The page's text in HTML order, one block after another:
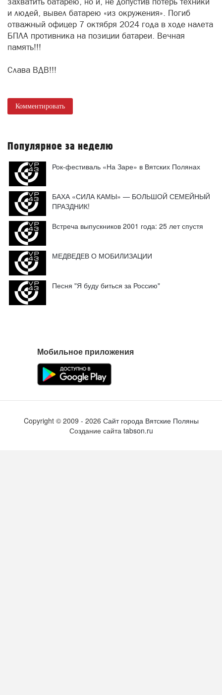
и людей, вывел батарею «из окружения». Погиб
отважный офицер 7 октября 2024 года в ходе налета
БПЛА противника на позиции батареи. Вечная
память!!!
Слава ВДВ!!!
Комментировать
Популярное за неделю
Рок-фестиваль «На Заре» в Вятских Полянах
БАХА «СИЛА КАМЫ» — БОЛЬШОЙ СЕМЕЙНЫЙ
ПРАЗДНИК!
Встреча выпускников 2001 года: 25 лет спустя
МЕДВЕДЕВ О МОБИЛИЗАЦИИ
Песня "Я буду биться за Россию"
Мобильное приложения
Copyright © 2009 - 2026 Сайт города Вятские Поляны
Создание сайта tabson.ru